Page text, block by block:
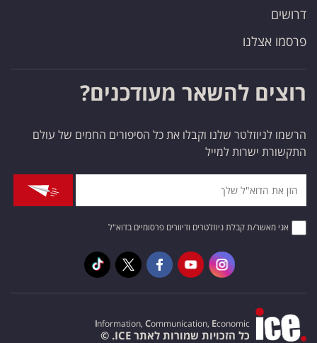
דרושים
פרסמו אצלנו
רוצים להשאר מעודכנים?
הרשמו לניוזלטר שלנו וקבלו את כל הסיפורים החמים של עולם
התקשורת ישרות למייל
אני מאשר/ת קבלת ניוזלטרים ודיוורים פרסומיים בדוא"ל
Information, Communication, Economic
כל הזכויות שמורות לאתר ICE. ©